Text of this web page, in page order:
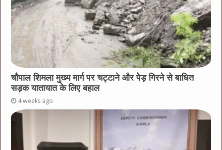
चौपाल शिमला मुख्य मार्ग पर चट्टाने और पेड़ गिरने से बाधित
सड़क यातायात के लिए बहाल
4 weeks ago